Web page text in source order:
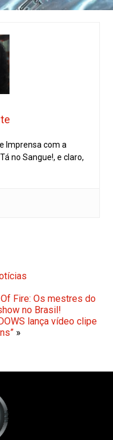
Imprensa com a
no Sangue!, e claro,
Fire: Os mestres do
no Brasil!
lança vídeo clipe
»